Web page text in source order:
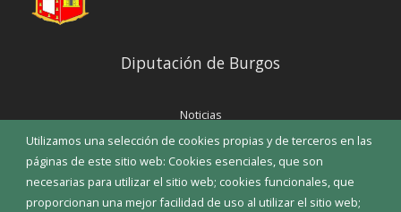
Utilizamos una selección de cookies propias y de terceros en las
páginas de este sitio web: Cookies esenciales, que son
necesarias para utilizar el sitio web; cookies funcionales, que
proporcionan una mejor facilidad de uso al utilizar el sitio web;
Diputación de Burgos
Noticias
Eventos
Corporación Municipal
Teléfonos de interés